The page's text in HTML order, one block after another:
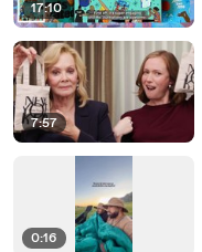
17:10
7:57
0:16